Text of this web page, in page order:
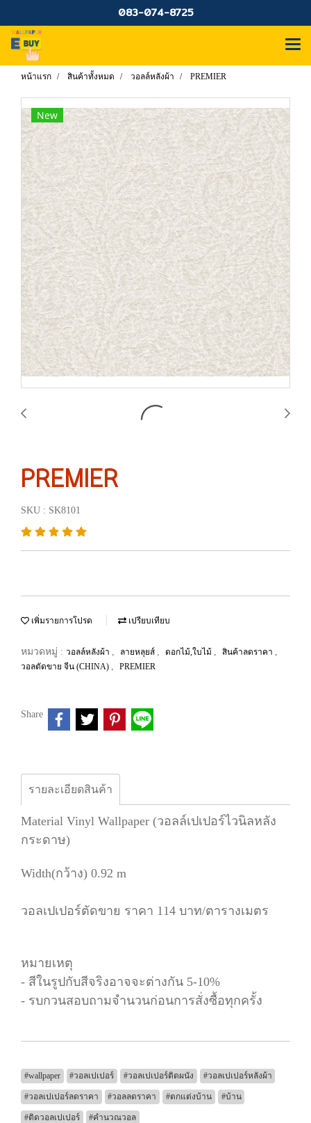
083-074-8725
หน้าแรก สินค้าทั้งหมด วอลล์หลังผ้า PREMIER
New
PREMIER
SKU : SK8101
เพิ่มรายการโปรด เปรียบเทียบ
หมวดหมู่ : วอลล์หลังผ้า , ลายหลุยส์ , ดอกไม้,ใบไม้ , สินค้าลดราคา ,
วอลตัดขาย จีน (CHINA) , PREMIER
Share
รายละเอียดสินค้า
Material Vinyl Wallpaper (วอลล์เปเปอร์ไวนิลหลัง
กระดาษ)
Width(กว้าง) 0.92 m
วอลเปเปอร์ตัดขาย ราคา 114 บาท/ตารางเมตร
หมายเหตุ
- สีในรูปกับสีจริงอาจจะต่างกัน 5-10%
- รบกวนสอบถามจำนวนก่อนการสั่งซื้อทุกครั้ง
#wallpaper #วอลเปเปอร์ #วอลเปเปอร์ติดผนัง #วอลเปเปอร์หลังผ้า
#วอลเปเปอร์ลดราคา #วอลลดราคา #ตกแต่งบ้าน #บ้าน
#ติดวอลเปเปอร์ #คำนวณวอล